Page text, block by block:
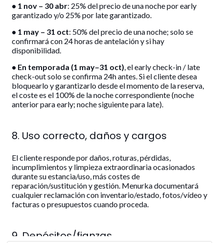
• 1 nov – 30 abr: 25% del precio de una noche por early
garantizado y/o 25% por late garantizado.
• 1 may – 31 oct: 50% del precio de una noche; solo se
confirmará con 24 horas de antelación y si hay
disponibilidad.
• En temporada (1 may–31 oct) , el early check-in / late
check-out solo se confirma 24h antes. Si el cliente desea
bloquearlo y garantizarlo desde el momento de la reserva,
el coste es el 100% de la noche correspondiente (noche
anterior para early; noche siguiente para late).
8. Uso correcto, daños y cargos
El cliente responde por daños, roturas, pérdidas,
incumplimientos y limpieza extraordinaria ocasionados
durante su estancia/uso, más costes de
reparación/sustitución y gestión. Menurka documentará
cualquier reclamación con inventario/estado, fotos/vídeo y
facturas o presupuestos cuando proceda.
9. Depósitos/fianzas